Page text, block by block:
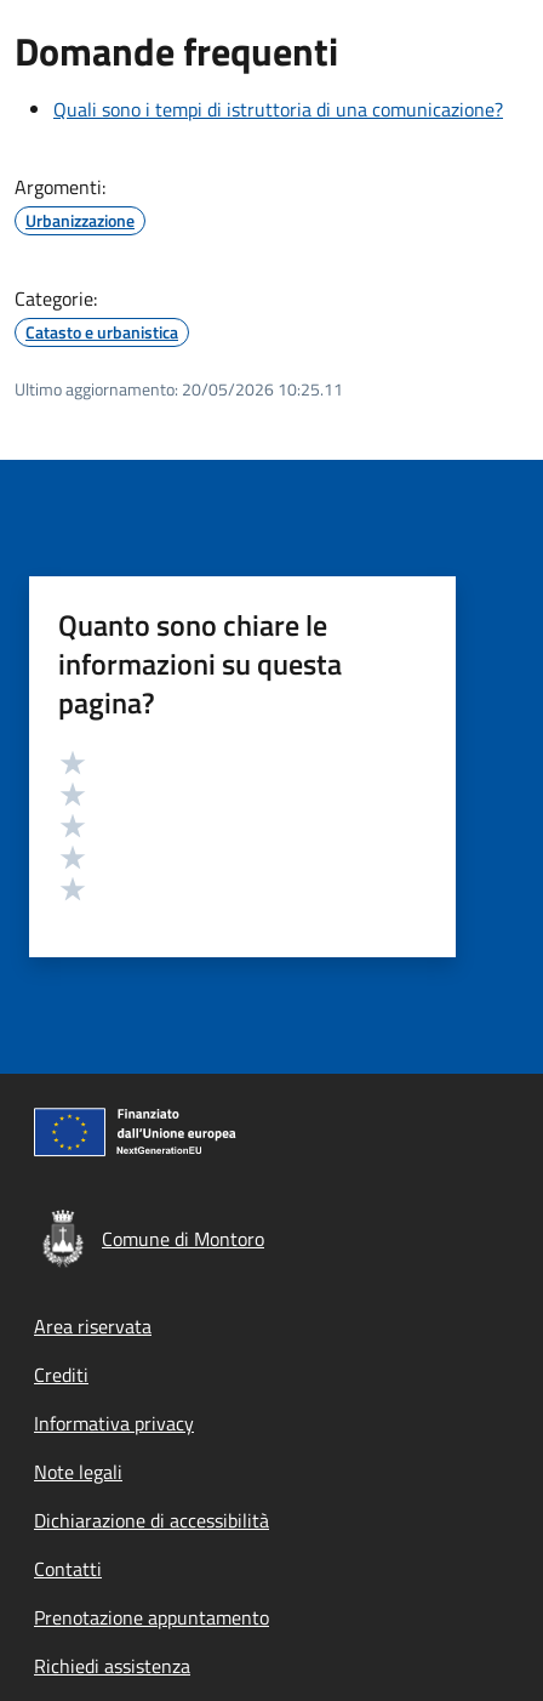
Domande frequenti
Quali sono i tempi di istruttoria di una comunicazione?
Argomenti:
Urbanizzazione
Categorie:
Catasto e urbanistica
Ultimo aggiornamento: 20/05/2026 10:25.11
Quanto sono chiare le
informazioni su questa
pagina?
Valutazione
Comune di Montoro
Footer menu
Area riservata
Crediti
Informativa privacy
Note legali
Dichiarazione di accessibilità
Contatti
Prenotazione appuntamento
Richiedi assistenza